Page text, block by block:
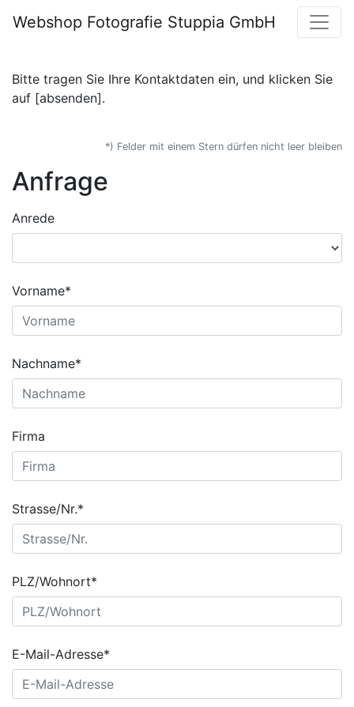
Webshop Fotografie Stuppia GmbH
Bitte tragen Sie Ihre Kontaktdaten ein, und klicken Sie
auf [absenden].
*) Felder mit einem Stern dürfen nicht leer bleiben
Anfrage
Anrede
Vorname*
Nachname*
Firma
Strasse/Nr.*
PLZ/Wohnort*
E-Mail-Adresse*